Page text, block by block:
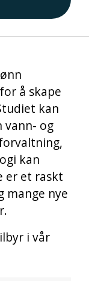
å skape
kan
vann- og
kan
er et raskt
mange nye
i vår